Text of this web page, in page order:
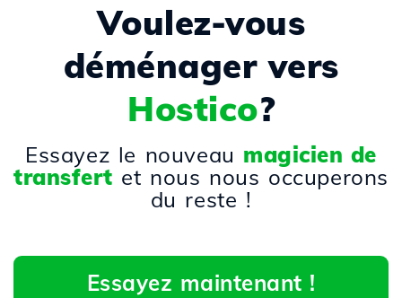
Voulez-vous
déménager vers
Hostico?
Essayez le nouveau magicien de
transfert et nous nous occuperons
du reste !
Essayez maintenant !